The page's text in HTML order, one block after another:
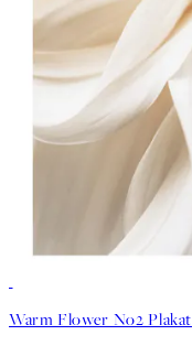
Warm Flower No2 Plakat